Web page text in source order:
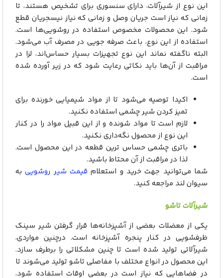
این نوع از شیرآلات، دارای سنسوری برای تشخیص هستند، تا
زمانی که نیاز است جریان وصل و زمانی که نیاز نیسجریان قطع
شود. این محصولات مخصوص استفاده در روشویی‌ها است.
استفاده از این نوع، باعث صرفه جویی در مصرف آب می‌شود.
البته ناگفته نماند این نوع تجهیزات بسیار حساس‌اند، لزا در
مراقبت از آن‌ها باید نکاتی رعایت شود که در زیر آورده شده
است.
اکیدا توصیه می‌شود تا از مواد شیمیایی خورنده برای
تمیز کردن شیر چشمی استفاده نکنید.
لازم است تا مواد شونده و از این قبیل مواد را در کنار
این نوع از محصول نگه‌داری نکنید.
باتری چشمی حساس ترین قطعه در این محصول است.
لذا در مراقبت از آن محتاط باشید.
شما می‌توانید جهت خرید و استعلامقیمت شیر روشوییبه
سیوان لند مراجعه کنید.
شیرآلات تاشو
یکی از معضلات بعضی از آشپزخانه‌ها قرار گرفتن شیر سینک
ظرفشویی در کنار پنجره آشپزخانه است. درچنین مواردی،
شیرآلاتی تولید شده است تا چنین مشکلاتی را برطرف سازد.
این محصول در انواع مختلف با مفاصلی تاشو تولید می‌شوند تا
در فضاهایی که نیاز است در بعضی اوقات استفاده شود،